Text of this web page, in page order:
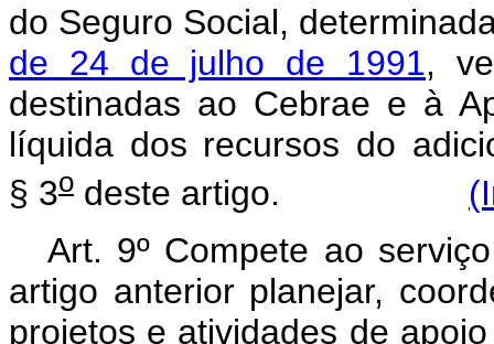
do Seguro Social,
de 24 de julho de 1991,
destinadas ao Cebrae e à
líquida dos recursos do
§ 3o deste artigo.
Art. 9º Compete ao
artigo anterior planejar,
projetos e atividades de